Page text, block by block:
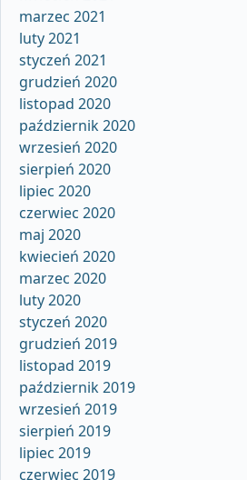
marzec 2021
luty 2021
styczeń 2021
grudzień 2020
listopad 2020
październik 2020
wrzesień 2020
sierpień 2020
lipiec 2020
czerwiec 2020
maj 2020
kwiecień 2020
marzec 2020
luty 2020
styczeń 2020
grudzień 2019
listopad 2019
październik 2019
wrzesień 2019
sierpień 2019
lipiec 2019
czerwiec 2019